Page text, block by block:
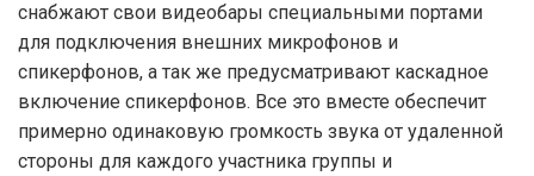
снабжают свои видеобары специальными портами
для подключения внешних микрофонов и
спикерфонов, а так же предусматривают каскадное
включение спикерфонов. Все это вместе обеспечит
примерно одинаковую громкость звука от удаленной
стороны для каждого участника группы и